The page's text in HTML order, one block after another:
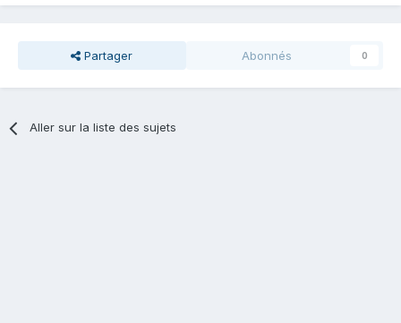
Partager Abonnés 0
Aller sur la liste des sujets